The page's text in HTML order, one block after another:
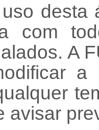
desta
com
A
avisar